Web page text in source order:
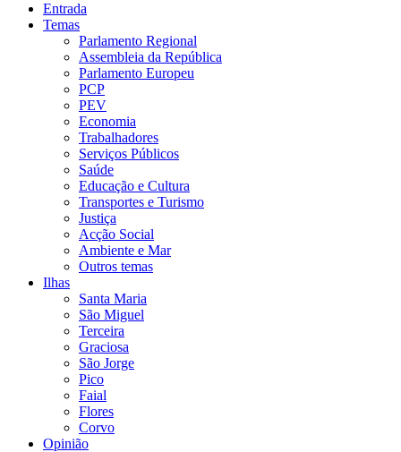
Entrada
Temas
Parlamento Regional
Assembleia da República
Parlamento Europeu
PCP
PEV
Economia
Trabalhadores
Serviços Públicos
Saúde
Educação e Cultura
Transportes e Turismo
Justiça
Acção Social
Ambiente e Mar
Outros temas
Ilhas
Santa Maria
São Miguel
Terceira
Graciosa
São Jorge
Pico
Faial
Flores
Corvo
Opinião